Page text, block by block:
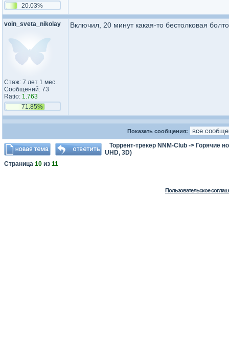
20.03%
voin_svet​a_nikolay​
Стаж: 7 лет 1 мес.
Сообщений: 73
Ratio: 1.763
71.85%
Включил, 20 минут какая-то бестолковая
Показать сообщения:
Торрент-трекер NNM-Club -> Горячие
UHD, 3D)
Страница 10 из 11
Пользовательское